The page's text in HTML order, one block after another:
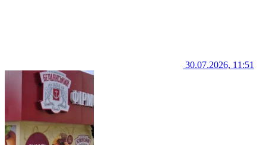
30.07.2026, 11:51